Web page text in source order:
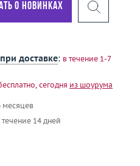
о новинках
доставке: в течение 1-7
сегодня из шоурума
месяцев
течение 14 дней